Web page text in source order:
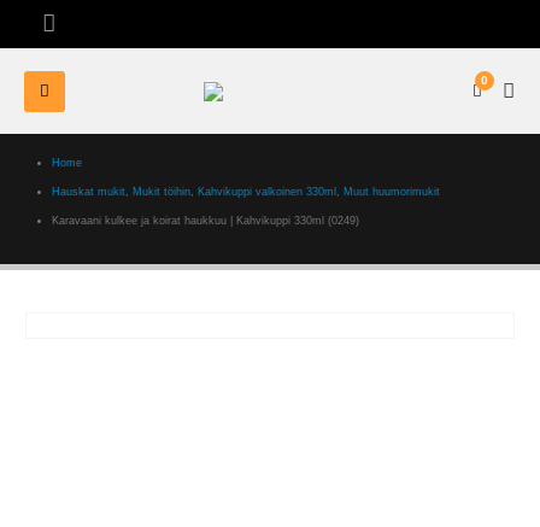
0
Home
Hauskat mukit, Mukit töihin, Kahvikuppi valkoinen 330ml , Muut huumorimukit
Karavaani kulkee ja koirat haukkuu | Kahvikuppi 330ml (0249)